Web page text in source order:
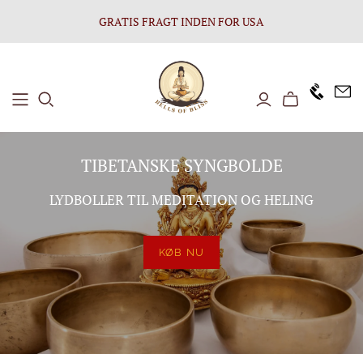
GRATIS FRAGT INDEN FOR USA
TIBETANSKE SYNGBOLDE
LYDBOLLER TIL MEDITATION OG HELING
KØB NU